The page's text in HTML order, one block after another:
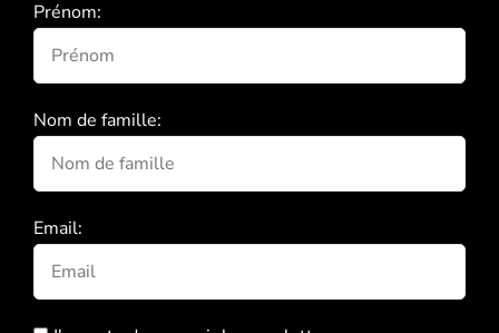
Prénom:
Nom de famille:
Email: